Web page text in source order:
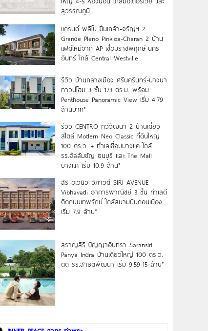
สุวรรณภูมิ
แกรนด์ พลีโน่ ปิ่นเกล้า-จรัญฯ 2
Grande Pleno Pinkloa-Charan 2 บ้าน
แฝดใหม่จาก AP เชื่อมราชพฤกษ์-นคร
อินทร์ ใกล้ Central Westville
รีวิว บ้านกลางเมือง ศรีนครินทร์-บางนา
ทาวน์โฮม 3 ชั้น 173 ตร.ม. พร้อม
Penthouse Panoramic View เริ่ม 4.79
ล้านบาท*
รีวิว CENTRO ทวีวัฒนา 2 บ้านเดี่ยว
สไตล์ Modern Neo Classic ที่ดินใหญ่
100 ตร.ว. + ทำเลเชื่อมบางแค ใกล้
รร.อัสสัมชัญ ธนบุรี และ The Mall
บางแค เริ่ม 10.9 ล้าน*
สิริ อเวนิว วิภาวดี SIRI AVENUE
Vibhavadi อาคารพาณิชย์ 3 ชั้น ทำเลดี
ติดถนนเทพรักษ์ ใกล้สนามบินดอนเมือง
เริ่ม 7.9 ล้าน*
สราญสิริ ปัญญาอินทรา Saransiri
Panya Indra บ้านเดี่ยวใหญ่ 100 ตร.ว.
ดิด รร.สาธิตพัฒนา เริ่ม 9.59-15 ล้าน*